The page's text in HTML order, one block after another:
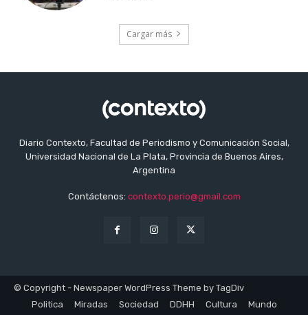
Cargar más
Diario Contexto, Facultad de Periodismo y Comunicación Social,
Universidad Nacional de La Plata, Provincia de Buenos Aires,
Argentina
Contáctenos: contexto.perio@gmail.com
© Copyright - Newspaper WordPress Theme by TagDiv
Politica
Miradas Sociedad DDHH Cultura Mundo